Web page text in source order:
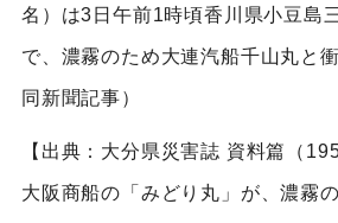
名）は3日午前1時頃香川県小豆島
で、濃霧のため大連汽船千山丸と
同新聞記事）
【出典：大分県災害誌 資料篇（
大阪商船の「みどり丸」が、濃霧